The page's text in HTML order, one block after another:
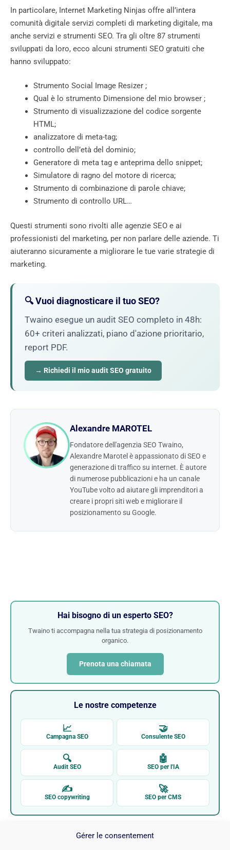
Gérer le consentement
In particolare, Internet Marketing Ninjas offre all’intera
comunità digitale servizi completi di marketing digitale, ma
anche servizi e strumenti SEO. Tra gli oltre 87 strumenti
sviluppati da loro, ecco alcuni strumenti SEO gratuiti che
hanno sviluppato:
Strumento Social Image Resizer ;
Qual è lo strumento Dimensione del mio browser ;
Strumento di visualizzazione del codice sorgente
HTML;
analizzatore di meta-tag;
controllo dell’età del dominio;
Generatore di meta tag e anteprima dello snippet;
Simulatore di ragno del motore di ricerca;
Strumento di combinazione di parole chiave;
Strumento di controllo URL…
Questi strumenti sono rivolti alle agenzie SEO e ai
professionisti del marketing, per non parlare delle aziende. Ti
aiuteranno sicuramente a migliorare le tue varie strategie di
marketing.
🔍 Vuoi diagnosticare il tuo SEO?
Twaino esegue un audit SEO completo in 48h:
60+ criteri analizzati, piano d'azione prioritario,
report PDF.
→ Richiedi il mio audit SEO gratuito
Alexandre MAROTEL
Fondatore dell'agenzia SEO Twaino,
Alexandre Marotel è appassionato di SEO e
generazione di traffico su internet. È autore
di numerose pubblicazioni e ha un canale
YouTube volto ad aiutare gli imprenditori a
creare i propri siti web e migliorare il
posizionamento su Google.
Hai bisogno di un esperto SEO?
Twaino ti accompagna nella tua strategia di posizionamento
organico.
Prenota una chiamata
Le nostre competenze
📈
Campagna SEO
🤝
Consulente SEO
🔍
Audit SEO
🤖
SEO per l'IA
✍
SEO copywriting
🚀
SEO per CMS